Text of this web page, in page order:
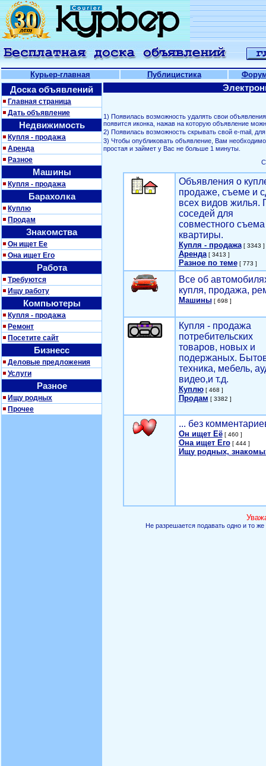
Курьер-главная Публицистика
Доска объявлений
Главная страница
Дать объявление
Недвижимость
Купля - продажа
Аренда
Разное
Машины
Купля - продажа
Барахолка
Куплю
Продам
Знакомства
Он ищет Ее
Она ищет Его
Работа
Требуются
Ищу работу
Компьютеры
Купля - продажа
Ремонт
Посетите сайт
Бизнесс
Деловые предложения
Услуги
Разное
Ищу родных
Прочее
1) Появилась возможность удалять свои
появится иконка, нажав на которую объявление
2) Появилась возможность скрывать свой е-mail,
3) Чтобы опубликовать объявление, Вам
простая и займет у Вас не больше 1 минуты.
Объявления о
продаже, съеме и
всех видов жилья.
соседей для
совместного съема
квартиры.
Купля - продажа[ 3343 ]
Аренда[ 3413 ]
Разное по теме[ 773 ]
Все об
купля, продажа,
Машины[ 698 ]
Купля - продажа
потребительских
товаров, новых и
подержаных.
техника, мебель,
видео,и т.д.
Куплю[ 468 ]
Продам [ 3382 ]
... без
Он ищет Её[ 460 ]
Она ищет Его[ 444 ]
Ищу родных,
Не разрешается подавать одно и то